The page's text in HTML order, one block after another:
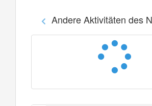
Andere Aktivitäten des